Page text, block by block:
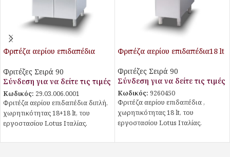
Φριτέζα αερίου επιδαπέδια
Φριτέζες Σειρά 90
Σύνδεση για να δείτε τις τιμές
Κωδικός: 29.03.006.0001
Φριτέζα αερίου επιδαπέδια διπλή,
χωρητικότητας 18+18 lt, του
εργοστασίου Lotus Ιταλίας.
Φριτέζα αερίου επιδαπέδια18 lt
Φριτέζες Σειρά 90
Σύνδεση για να δείτε τις τιμές
Κωδικός: 9260450
Φριτέζα αερίου επιδαπέδια ,
χωρητικότητας 18 lt, του
εργοστασίου Lotus Ιταλίας.